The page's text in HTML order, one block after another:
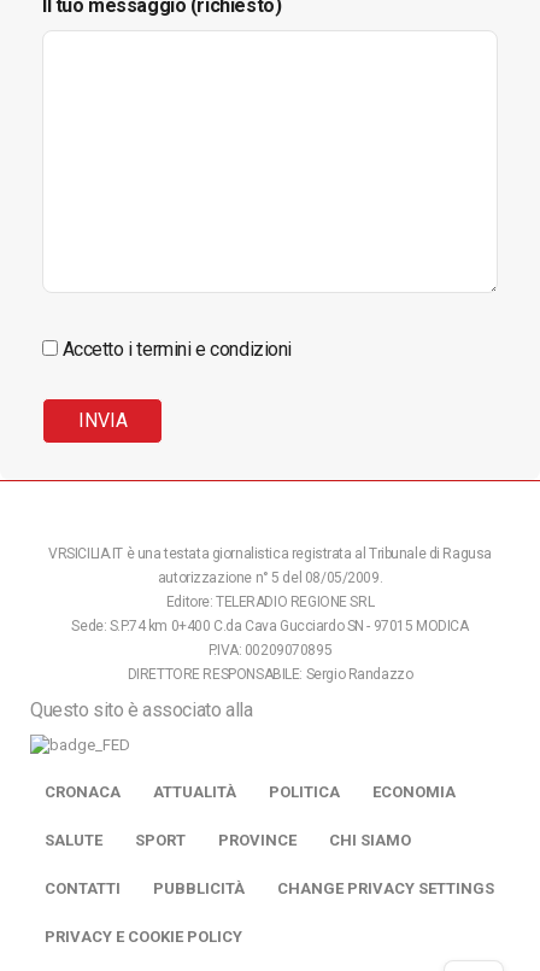
Il tuo messaggio (richiesto)
Accetto i termini e condizioni
VRSICILIA.IT è una testata giornalistica registrata al Tribunale di Ragusa
autorizzazione n° 5 del 08/05/2009.
Editore: TELERADIO REGIONE SRL
Sede: S.P.74 km 0+400 C.da Cava Gucciardo SN - 97015 MODICA
P.IVA: 00209070895
DIRETTORE RESPONSABILE: Sergio Randazzo
Questo sito è associato alla
CRONACA ATTUALITÀ POLITICA ECONOMIA
SALUTE SPORT PROVINCE CHI SIAMO
CONTATTI PUBBLICITÀ CHANGE PRIVACY SETTINGS
PRIVACY E COOKIE POLICY